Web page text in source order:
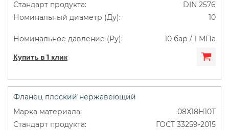
DIN 2576
10
10 бар / 1 МПа
Купить в 1 клик
Фланец плоский нержавеющий
08Х18Н10Т
ГОСТ 33259-2015